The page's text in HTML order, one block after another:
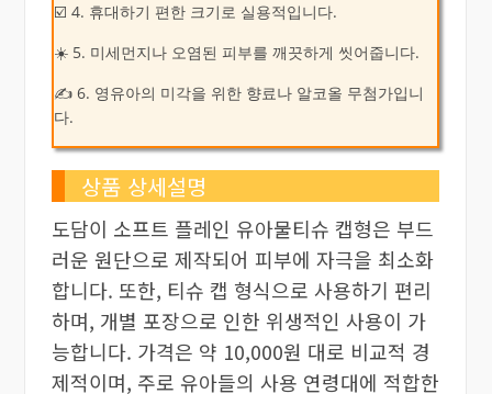
☑️ 4. 휴대하기 편한 크기로 실용적입니다.
☀️ 5. 미세먼지나 오염된 피부를 깨끗하게 씻어줍니다.
✍ 6. 영유아의 미각을 위한 향료나 알코올 무첨가입니
다.
상품 상세설명
도담이 소프트 플레인 유아물티슈 캡형은 부드
러운 원단으로 제작되어 피부에 자극을 최소화
합니다. 또한, 티슈 캡 형식으로 사용하기 편리
하며, 개별 포장으로 인한 위생적인 사용이 가
능합니다. 가격은 약 10,000원 대로 비교적 경
제적이며, 주로 유아들의 사용 연령대에 적합한